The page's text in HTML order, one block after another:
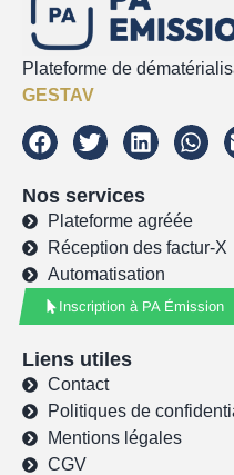
Plateforme de
GESTAV
Nos services
Plateforme agréée
Réception des factur-X
Automatisation
Inscription à PA Émission
Liens utiles
Contact
Politiques de
Mentions légales
CGV